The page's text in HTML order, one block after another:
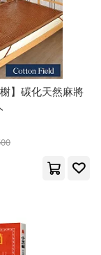
】碳化天然麻將